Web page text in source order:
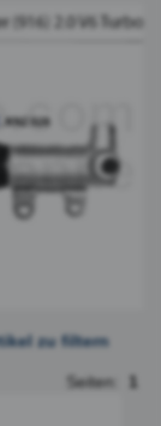
zu filtern
Seiten: 1